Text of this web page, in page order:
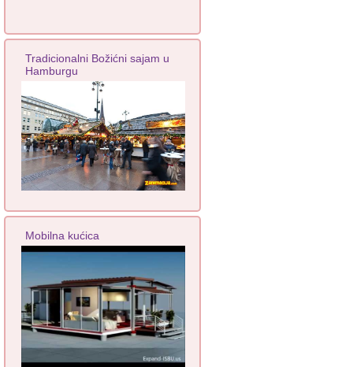
Tradicionalni Božićni sajam u
Hamburgu
Mobilna kućica